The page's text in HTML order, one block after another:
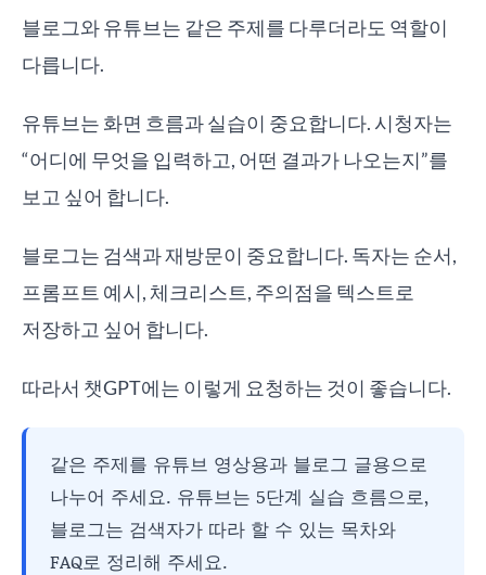
블로그와 유튜브는 같은 주제를 다루더라도 역할이
다릅니다.
유튜브는 화면 흐름과 실습이 중요합니다. 시청자는
“어디에 무엇을 입력하고, 어떤 결과가 나오는지”를
보고 싶어 합니다.
블로그는 검색과 재방문이 중요합니다. 독자는 순서,
프롬프트 예시, 체크리스트, 주의점을 텍스트로
저장하고 싶어 합니다.
따라서 챗GPT에는 이렇게 요청하는 것이 좋습니다.
같은 주제를 유튜브 영상용과 블로그 글용으로
나누어 주세요. 유튜브는 5단계 실습 흐름으로,
블로그는 검색자가 따라 할 수 있는 목차와
FAQ로 정리해 주세요.